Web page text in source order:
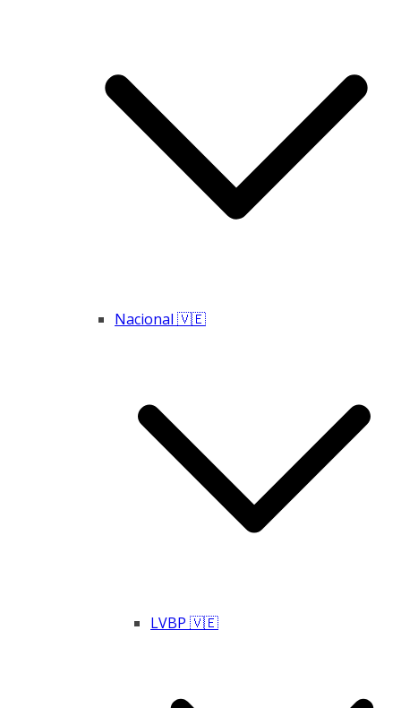
Nacional 🇻🇪
LVBP 🇻🇪